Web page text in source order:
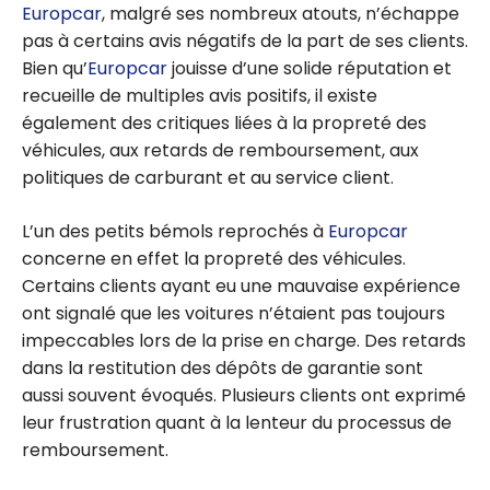
Europcar, malgré ses nombreux atouts, n’échappe
pas à certains avis négatifs de la part de ses clients.
Bien qu’Europcarjouisse d’une solide réputation et
recueille de multiples avis positifs, il existe
également des critiques liées à la propreté des
véhicules, aux retards de remboursement, aux
politiques de carburant et au service client.
L’un des petits bémols reprochés à Europcar
concerne en effet la propreté des véhicules.
Certains clients ayant eu une mauvaise expérience
ont signalé que les voitures n’étaient pas toujours
impeccables lors de la prise en charge. Des retards
dans la restitution des dépôts de garantie sont
aussi souvent évoqués. Plusieurs clients ont exprimé
leur frustration quant à la lenteur du processus de
remboursement.